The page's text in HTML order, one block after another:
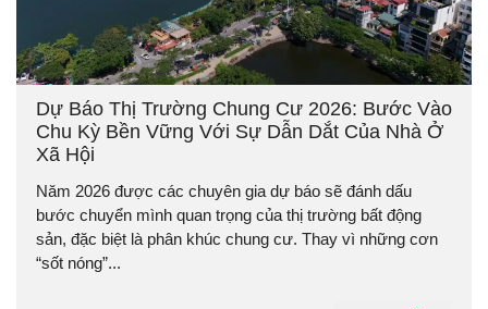
Dự Báo Thị Trường Chung Cư 2026: Bước Vào
Chu Kỳ Bền Vững Với Sự Dẫn Dắt Của Nhà Ở
Xã Hội
Năm 2026 được các chuyên gia dự báo sẽ đánh dấu
bước chuyển mình quan trọng của thị trường bất động
sản, đặc biệt là phân khúc chung cư. Thay vì những cơn
“sốt nóng”...